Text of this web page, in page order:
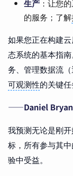
生产 ：让您
的服务；了解
如果您正在构建
态系统的基本指
务、管理数据流
可观测性的关键任
——Daniel
我预测无论是刚
标，所有参与其
验中受益。